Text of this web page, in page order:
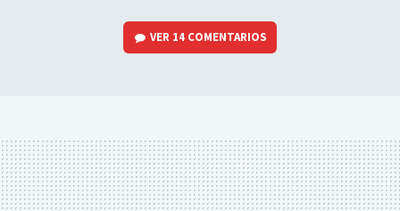
VER 14 COMENTARIOS